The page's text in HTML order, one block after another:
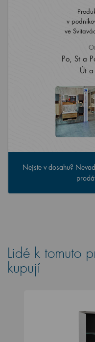
v
ve
Po, St a
Út
Nejste v dosahu?
Lidé k tomuto
kupují